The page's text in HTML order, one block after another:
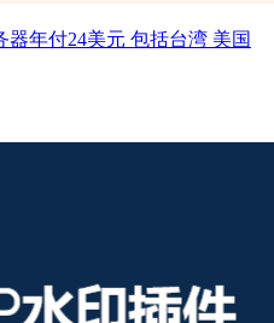
器年付24美元 包括台湾 美国